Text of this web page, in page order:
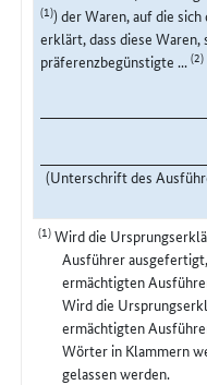
(1)) der Waren, auf die
erklärt, dass diese
präferenzbegünstigte ...(2)
(Unterschrift des
(1)Wird die
Ausführer
ermächtigten
Wird die
ermächtigten
Wörter in Klammern
gelassen werden.